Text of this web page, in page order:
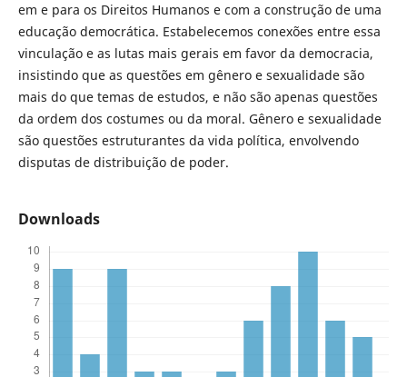
em e para os Direitos Humanos e com a construção de uma
educação democrática. Estabelecemos conexões entre essa
vinculação e as lutas mais gerais em favor da democracia,
insistindo que as questões em gênero e sexualidade são
mais do que temas de estudos, e não são apenas questões
da ordem dos costumes ou da moral. Gênero e sexualidade
são questões estruturantes da vida política, envolvendo
disputas de distribuição de poder.
Downloads